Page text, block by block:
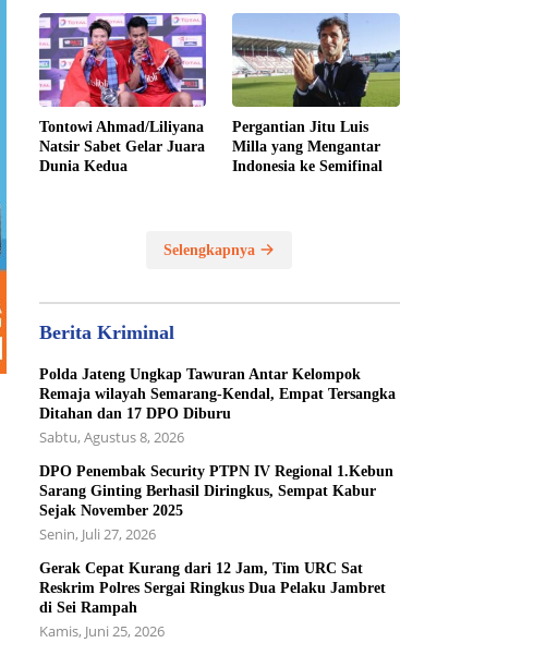
Tontowi Ahmad/Liliyana
Natsir Sabet Gelar Juara
Dunia Kedua
Pergantian Jitu Luis
Milla yang Mengantar
Indonesia ke Semifinal
Selengkapnya
Berita Kriminal
Polda Jateng Ungkap Tawuran Antar Kelompok
Remaja wilayah Semarang-Kendal, Empat Tersangka
Ditahan dan 17 DPO Diburu
Sabtu, Agustus 8, 2026
DPO Penembak Security PTPN IV Regional 1.Kebun
Sarang Ginting Berhasil Diringkus, Sempat Kabur
Sejak November 2025
Senin, Juli 27, 2026
Gerak Cepat Kurang dari 12 Jam, Tim URC Sat
Reskrim Polres Sergai Ringkus Dua Pelaku Jambret
di Sei Rampah
Kamis, Juni 25, 2026